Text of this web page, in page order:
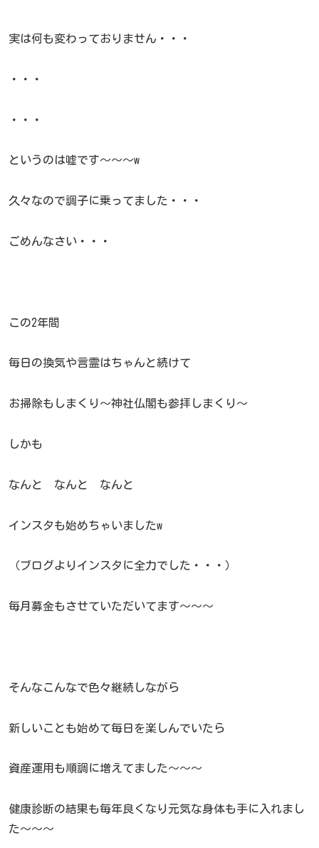
実は何も変わっておりません・・・
・・・
・・・
というのは嘘です〜〜〜w
久々なので調子に乗ってました・・・
ごめんなさい・・・
この2年間
毎日の換気や言霊はちゃんと続けて
お掃除もしまくり〜神社仏閣も参拝しまくり〜
しかも
なんと なんと なんと
インスタも始めちゃいましたw
（ブログよりインスタに全力でした・・・）
毎月募金もさせていただいてます〜〜〜
そんなこんなで色々継続しながら
新しいことも始めて毎日を楽しんでいたら
資産運用も順調に増えてました〜〜〜
健康診断の結果も毎年良くなり元気な身体も手に入れまし
た〜〜〜